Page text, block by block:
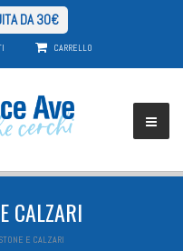
DA 30€
CARRELLO
CALZARI
E CALZARI